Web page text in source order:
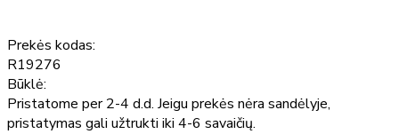
Prekės kodas:
R19276
Būklė:
Pristatome per 2-4 d.d. Jeigu prekės nėra sandėlyje,
pristatymas gali užtrukti iki 4-6 savaičių.